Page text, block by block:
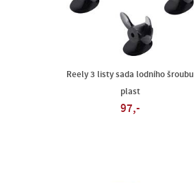
Reely 3 listy sada lodního šroubu
plast
97,-